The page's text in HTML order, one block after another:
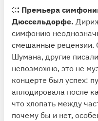
👏 Премьера
Дюссельдорфе.
симфонию
смешанные рецензии.
Шумана, другие
невозможно, это не
концерте был успех:
аплодировала после
что хлопать между
почему бы и нет,